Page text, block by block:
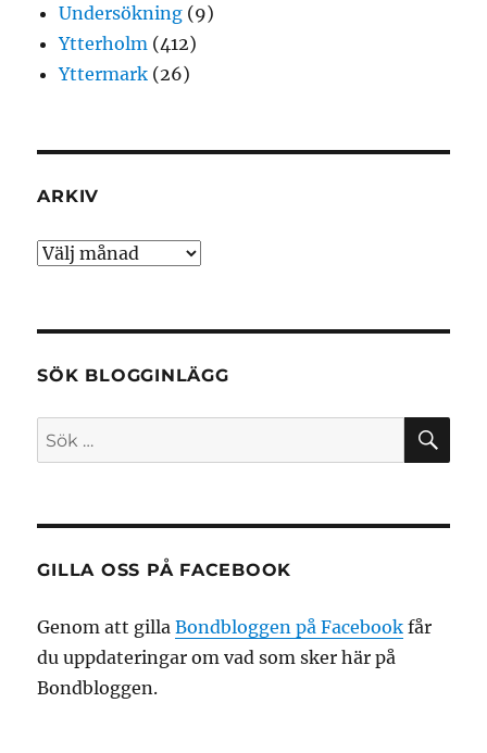
Undersökning (9)
Ytterholm (412)
Yttermark (26)
ARKIV
Arkiv
SÖK BLOGGINLÄGG
Sök
efter:
GILLA OSS PÅ FACEBOOK
Genom att gillaBondbloggen på Facebook får
du uppdateringar om vad som sker här på
Bondbloggen.